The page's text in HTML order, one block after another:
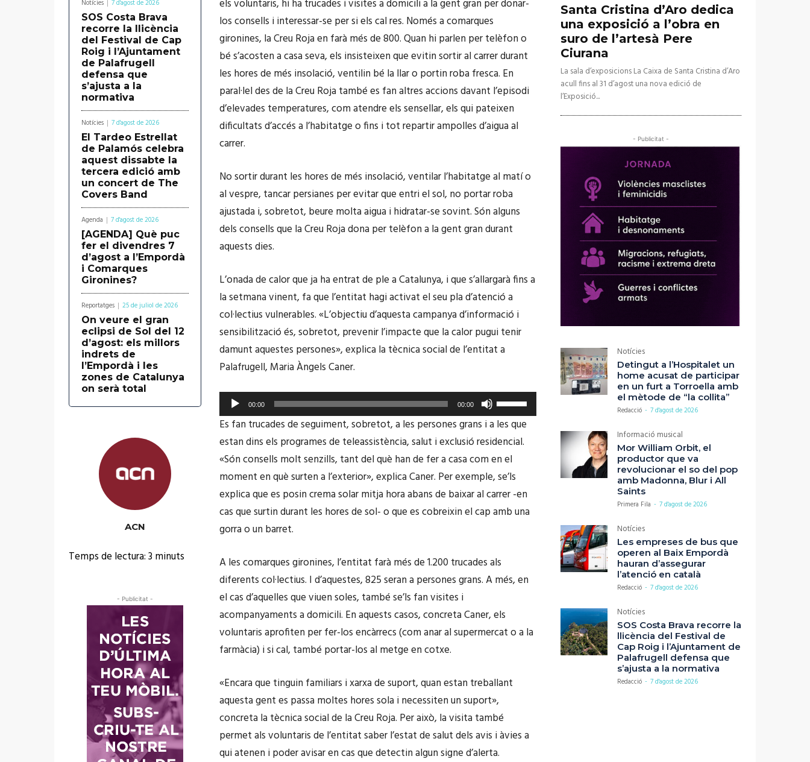
Notícies 7 d'agost de 2026
SOS Costa Brava
recorre la llicència
del Festival de Cap
Roig i l’Ajuntament
de Palafrugell
defensa que
s’ajusta a la
normativa
Notícies 7 d'agost de 2026
El Tardeo Estrellat
de Palamós celebra
aquest dissabte la
tercera edició amb
un concert de The
Covers Band
Agenda 7 d'agost de 2026
[AGENDA] Què puc
fer el divendres 7
d’agost a l’Empordà
i Comarques
Gironines?
Reportatges 25 de juliol de 2026
On veure el gran
eclipsi de Sol del 12
d’agost: els millors
indrets de
l’Empordà i les
zones de Catalunya
on serà total
ACN
Temps de lectura:3 minuts
- Publicitat -
els voluntaris, hi ha trucades i visites a domicili a la gent gran per donar-
los consells i interessar-se per si els cal res. Només a comarques
gironines, la Creu Roja en farà més de 800. Quan hi parlen per telèfon o
bé s’acosten a casa seva, els insisteixen que evitin sortir al carrer durant
les hores de més insolació, ventilin bé la llar o portin roba fresca. En
paral·lel des de la Creu Roja també es fan altres accions davant l’episodi
d’elevades temperatures, com atendre els sensellar, els qui pateixen
dificultats d’accés a l’habitatge o fins i tot repartir ampolles d’aigua al
carrer.
No sortir durant les hores de més insolació, ventilar l’habitatge al matí o
al vespre, tancar persianes per evitar que entri el sol, no portar roba
ajustada i, sobretot, beure molta aigua i hidratar-se sovint. Són alguns
dels consells que la Creu Roja dona per telèfon a la gent gran durant
aquests dies.
L’onada de calor que ja ha entrat de ple a Catalunya, i que s’allargarà fins a
la setmana vinent, fa que l’entitat hagi activat el seu pla d’atenció a
col·lectius vulnerables. «L’objectiu d’aquesta campanya d’informació i
sensibilització és, sobretot, prevenir l’impacte que la calor pugui tenir
damunt aquestes persones», explica la tècnica social de l’entitat a
Palafrugell, Maria Àngels Caner.
e
t
o
r
d
'
à
u
i
o
00:00 00:00
F
e
u
l
e
t
e
e
s
d
e
f
Es fan trucades de seguiment, sobretot, a les persones grans i a les que
estan dins els programes de teleassistència, salut i exclusió residencial.
«Són consells molt senzills, tant del què han de fer a casa com en el
moment en què surten a l’exterior», explica Caner. Per exemple, se’ls
explica que es posin crema solar mitja hora abans de baixar al carrer -en
cas que surtin durant les hores de sol- o que es cobreixin el cap amb una
gorra o un barret.
A les comarques gironines, l’entitat farà més de 1.200 trucades als
diferents col·lectius. I d’aquestes, 825 seran a persones grans. A més, en
el cas d’aquelles que viuen soles, també se’ls fan visites i
acompanyaments a domicili. En aquests casos, concreta Caner, els
voluntaris aprofiten per fer-los encàrrecs (com anar al supermercat o a la
farmàcia) i si cal, també portar-los al metge en cotxe.
«Encara que tinguin familiars i xarxa de suport, quan estan treballant
aquesta gent es passa moltes hores sola i necessiten un suport»,
concreta la tècnica social de la Creu Roja. Per això, la visita també
permet als voluntaris de l’entitat saber l’estat de salut dels avis i àvies a
qui atenen i poder avisar en cas que detectin algun signe d’alerta.
Santa Cristina d’Aro dedica
una exposició a l’obra en
suro de l’artesà Pere
Ciurana
La sala d’exposicions La Caixa de Santa Cristina d’Aro
acull fins al 31 d’agost una nova edició de
l’Exposició...
- Publicitat -
Notícies
Detingut a l’Hospitalet un
home acusat de participar
en un furt a Torroella amb
el mètode de “la collita”
Redacció - 7 d'agost de 2026
Informació musical
Mor William Orbit, el
productor que va
revolucionar el so del pop
amb Madonna, Blur i All
Saints
Primera Fila - 7 d'agost de 2026
Notícies
Les empreses de bus que
operen al Baix Empordà
hauran d’assegurar
l’atenció en català
Redacció - 7 d'agost de 2026
Notícies
SOS Costa Brava recorre la
llicència del Festival de
Cap Roig i l’Ajuntament de
Palafrugell defensa que
s’ajusta a la normativa
Redacció - 7 d'agost de 2026